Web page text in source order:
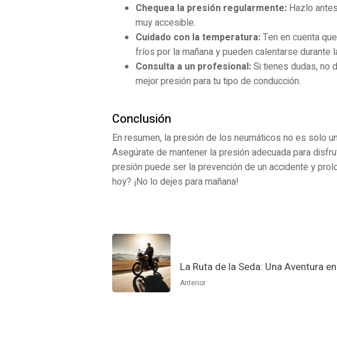
Chequea la presión regularmente: Hazlo
muy accesible.
Cuidado con la temperatura:Ten en cuenta
fríos por la mañana y pueden calentarse durante
Consulta a un profesional:Si tienes dudas, no
mejor presión para tu tipo de conducción.
Conclusión
En resumen, la presión de los neumáticos no es solo
Asegúrate de mantener la presión adecuada para
presión puede ser la prevención de un accidente y
hoy? ¡No lo dejes para mañana!
La Ruta de la Seda: Una Aventura
Anterior